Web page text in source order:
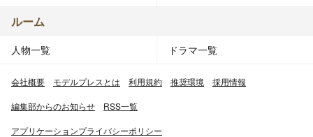
ルーム
人物一覧 ドラマ一覧
会社概要 モデルプレスとは 利用規約 推奨環境 採用情報
編集部からのお知らせ RSS一覧
アプリケーションプライバシーポリシー